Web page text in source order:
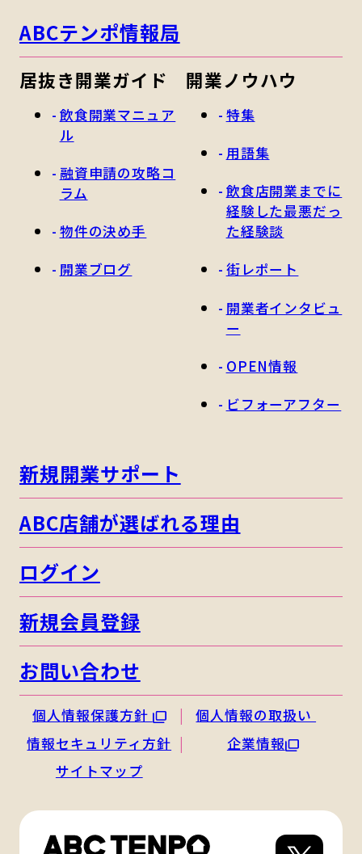
ABCテンポ情報局
居抜き開業ガイド
飲食開業マニュア
ル
融資申請の攻略コ
ラム
物件の決め手
開業ブログ
開業ノウハウ
特集
用語集
飲食店開業までに
経験した最悪だっ
た経験談
街レポート
開業者インタビュ
ー
OPEN情報
ビフォーアフター
新規開業サポート
ABC店舗が選ばれる理由
ログイン
新規会員登録
お問い合わせ
個人情報保護方針
個人情報の取扱い
情報セキュリティ方針
企業情報
サイトマップ